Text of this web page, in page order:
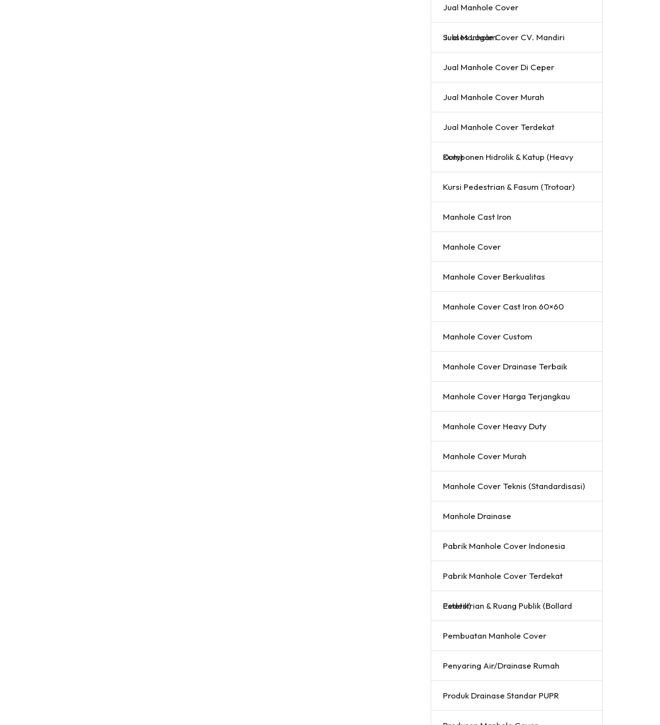
Jual Manhole Cover
Jual Manhole Cover CV. Mandiri Sukses Logam
Jual Manhole Cover Di Ceper
Jual Manhole Cover Murah
Jual Manhole Cover Terdekat
Komponen Hidrolik & Katup (Heavy Duty)
Kursi Pedestrian & Fasum (Trotoar)
Manhole Cast Iron
Manhole Cover
Manhole Cover Berkualitas
Manhole Cover Cast Iron 60×60
Manhole Cover Custom
Manhole Cover Drainase Terbaik
Manhole Cover Harga Terjangkau
Manhole Cover Heavy Duty
Manhole Cover Murah
Manhole Cover Teknis (Standardisasi)
Manhole Drainase
Pabrik Manhole Cover Indonesia
Pabrik Manhole Cover Terdekat
Pedestrian & Ruang Publik (Bollard Estetik)
Pembuatan Manhole Cover
Penyaring Air/Drainase Rumah
Produk Drainase Standar PUPR